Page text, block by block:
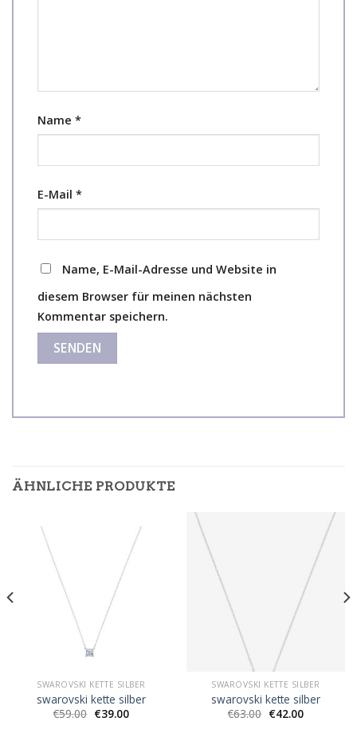
Name *
E-Mail *
Name, E-Mail-Adresse und Website in
diesem Browser für meinen nächsten
Kommentar speichern.
ÄHNLICHE PRODUKTE
SWAROVSKI KETTE SILBER
swarovski kette silber
€59.00 €39.00
SWAROVSKI KETTE SILBER
swarovski kette silber
€63.00 €42.00